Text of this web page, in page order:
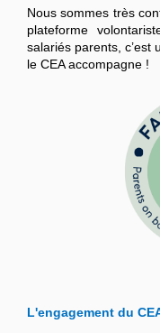
Nous sommes très
plateforme
salariés parents, c’est
le CEA accompagne !
L'engagement du